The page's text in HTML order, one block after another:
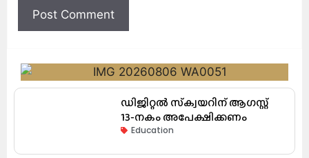
ഡിജിറ്റൽ സ്‌ക്വയറിന് ആഗസ്റ്റ്
13-നകം അപേക്ഷിക്കണം
Education